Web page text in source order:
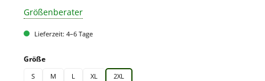
Größenberater
Lieferzeit: 4–6 Tage
Größeauswählen
S M L XL 2XL